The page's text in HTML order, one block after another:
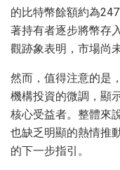
的比特幣餘額約為
著持有者逐步將幣存
觀跡象表明，市場尚
然而，值得注意的是
機構投資的微調，顯
核心受益者。整體來
也缺乏明顯的熱情推
的下一步指引。